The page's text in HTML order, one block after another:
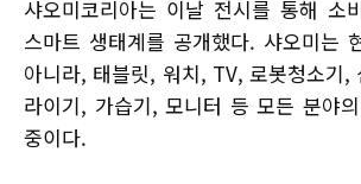
샤오미코리아는 이날 전시를 통해 소
스마트 생태계를 공개했다. 샤오미는
아니라, 태블릿, 워치, TV, 로봇청소기,
라이기, 가습기, 모니터 등 모든 분야
중이다.